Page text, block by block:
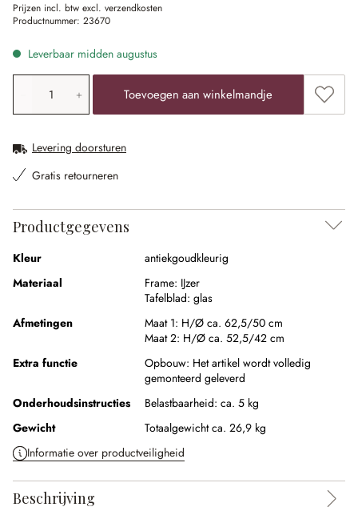
Prijzen incl. btw excl. verzendkosten
Productnummer: 23670
Leverbaar midden augustus
Producthoeveelheid: voer de gewenste waarde in of
Toevoegen aan winkelmandje
Levering doorsturen
Gratis retourneren
Productgegevens
Kleur
antiekgoudkleurig
Materiaal
Frame: IJzer
Tafelblad: glas
Afmetingen
Maat 1: H/Ø ca. 62,5/50 cm
Maat 2: H/Ø ca. 52,5/42 cm
Extra functie
Opbouw: Het artikel wordt volledig
gemonteerd geleverd
Onderhoudsinstructies
Belastbaarheid: ca. 5 kg
Gewicht
Totaalgewicht ca. 26,9 kg
Informatie over productveiligheid
Beschrijving